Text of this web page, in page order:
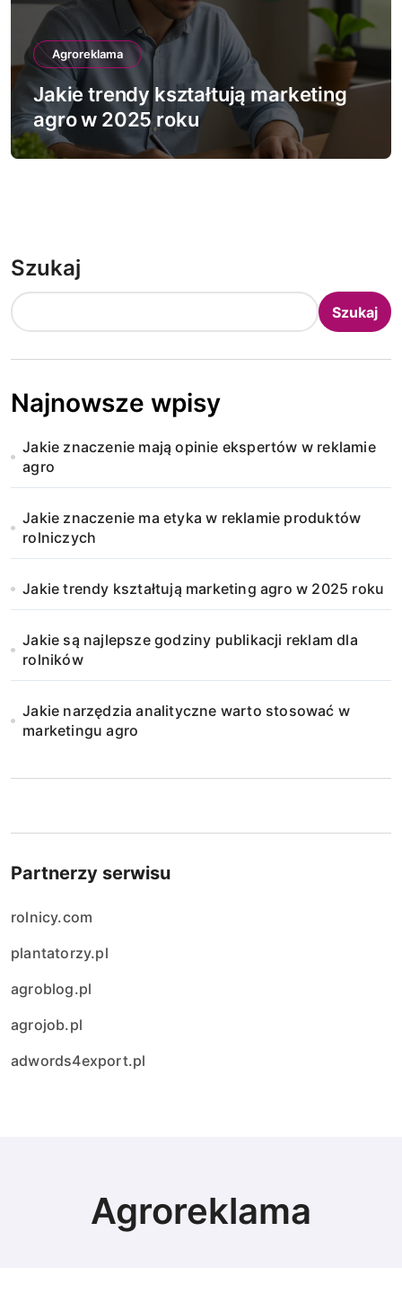
Agroreklama
Jakie trendy kształtują marketing
agro w 2025 roku
Szukaj
Szukaj
Najnowsze wpisy
Jakie znaczenie mają opinie ekspertów w reklamie
agro
Jakie znaczenie ma etyka w reklamie produktów
rolniczych
Jakie trendy kształtują marketing agro w 2025 roku
Jakie są najlepsze godziny publikacji reklam dla
rolników
Jakie narzędzia analityczne warto stosować w
marketingu agro
Partnerzy serwisu
rolnicy.com
plantatorzy.pl
agroblog.pl
agrojob.pl
adwords4export.pl
Agroreklama